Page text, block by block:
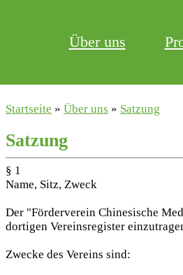
Über uns
Startseite » Über uns » Satzung
Satzung
§ 1
Name, Sitz, Zweck
Der "Förderverein Chinesische
dortigen Vereinsregister
Zwecke des Vereins sind: